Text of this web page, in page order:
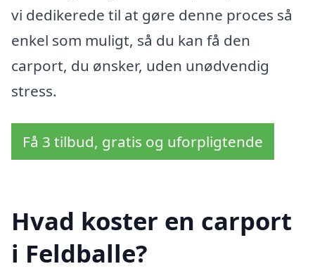
vi dedikerede til at gøre denne proces så
enkel som muligt, så du kan få den
carport, du ønsker, uden unødvendig
stress.
Få 3 tilbud, gratis og uforpligtende
Hvad koster en carport
i Feldballe?